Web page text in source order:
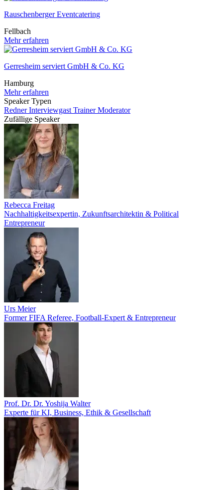
Rauschenberger Eventcatering
Fellbach
Mehr erfahren
Gerresheim serviert GmbH & Co. KG
Hamburg
Mehr erfahren
Speaker Typen
RednerInterviewgast TrainerModerator
Zufällige Speaker
Rebecca Freitag
Nachhaltigkeitsexpertin, Zukunftsarchitektin & Political
Entrepreneur
Urs Meier
Former FIFA Referee, Football-Expert & Entrepreneur
Prof. Dr. Dr. Yoshija Walter
Experte für KI, Business, Ethik & Gesellschaft